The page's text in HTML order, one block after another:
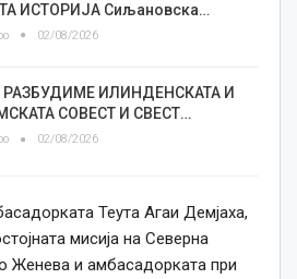
ИСТОРИЈА Сиљановска…
02/08/2026
РАЗБУДИМЕ ИЛИНДЕНСКАТА И
СОВЕСТ И СВЕСТ…
02/08/2026
Теута Агаи Демјаха,
мисија на Северна
Женева и амбасадорката при